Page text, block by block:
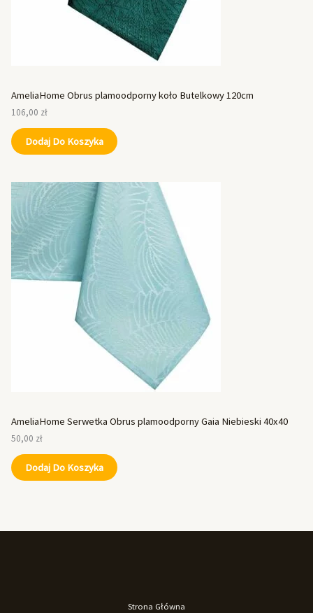
AmeliaHome Obrus plamoodporny koło Butelkowy 120cm
106,00 zł
Dodaj Do Koszyka
AmeliaHome Serwetka Obrus plamoodporny Gaia Niebieski 40x40
50,00 zł
Dodaj Do Koszyka
Strona Główna